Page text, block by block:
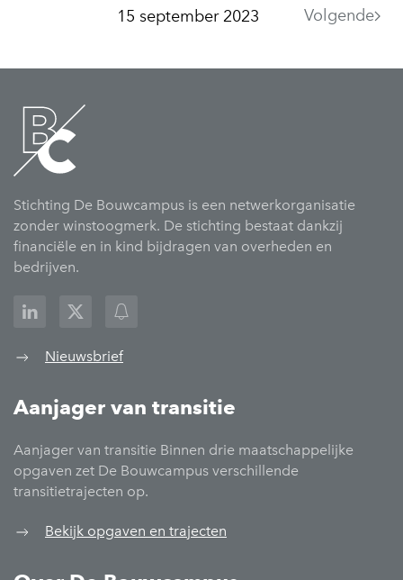
Volgende
15 september 2023
Stichting De Bouwcampus is een netwerkorganisatie
zonder winstoogmerk. De stichting bestaat dankzij
financiële en in kind bijdragen van overheden en
bedrijven.
Nieuwsbrief
Aanjager van transitie
Aanjager van transitie Binnen drie maatschappelijke
opgaven zet De Bouwcampus verschillende
transitietrajecten op.
Bekijk opgaven en trajecten